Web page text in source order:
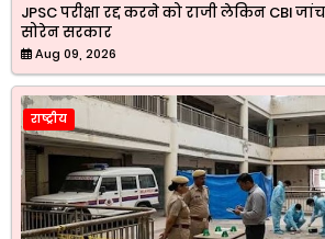
JPSC परीक्षा रद्द करने को राजी लेकिन CBI
सोरेन सरकार
Aug 09, 2026
राष्ट्रीय